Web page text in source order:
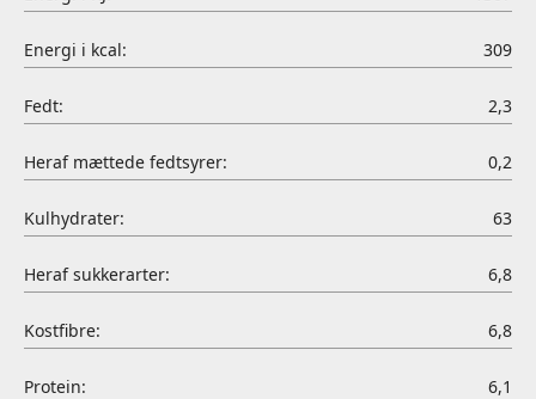
Energi i kcal: 309
Fedt: 2,3
Heraf mættede fedtsyrer: 0,2
Kulhydrater: 63
Heraf sukkerarter: 6,8
Kostfibre: 6,8
Protein: 6,1